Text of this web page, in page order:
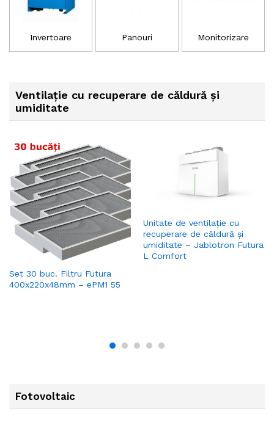
Invertoare Panouri Monitorizare
Ventilație cu recuperare de căldură și
umiditate
Set 30 buc. Filtru Futura
400x220x48mm – ePM1 55
Unitate de ventilație cu
recuperare de căldură și
umiditate – Jablotron Futura
L Comfort
Fotovoltaic